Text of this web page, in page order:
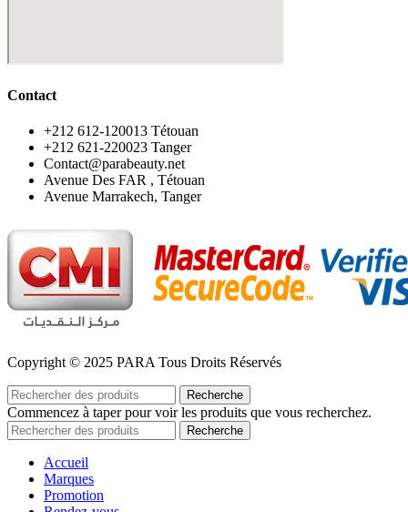
Contact
‪+212 612-120013 Tétouan
‪+212 621-220023 Tanger
Contact@parabeauty.net
Avenue Des FAR , Tétouan
Avenue Marrakech, Tanger
Copyright © 2025 PARA Tous Droits Réservés
Recherche
Commencez à taper pour voir les produits que vous recherchez.
Recherche
Accueil
Marques
Promotion